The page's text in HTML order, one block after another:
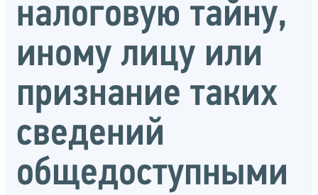
налоговую тайну,
иному лицу или
признание таких
сведений
общедоступными